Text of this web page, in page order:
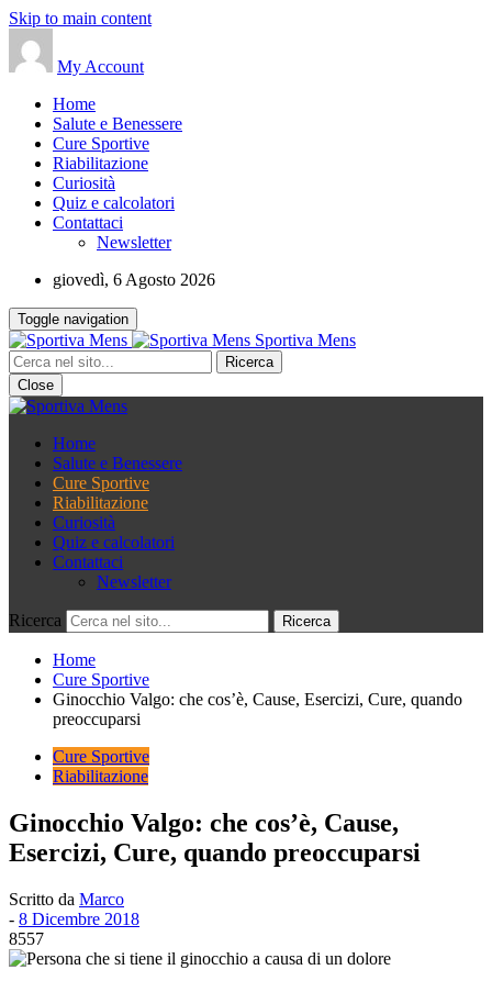
Skip to main content
My Account
Home
Salute e Benessere
Cure Sportive
Riabilitazione
Curiosità
Quiz e calcolatori
Contattaci
Newsletter
giovedì, 6 Agosto 2026
Toggle navigation
Sportiva Mens
Close
Home
Salute e Benessere
Cure Sportive
Riabilitazione
Curiosità
Quiz e calcolatori
Contattaci
Newsletter
Ricerca
Home
Cure Sportive
Ginocchio Valgo: che cos’è, Cause, Esercizi, Cure, quando
preoccuparsi
Cure Sportive
Riabilitazione
Ginocchio Valgo: che cos’è, Cause,
Esercizi, Cure, quando preoccuparsi
Scritto da Marco
- 8 Dicembre 2018
8557